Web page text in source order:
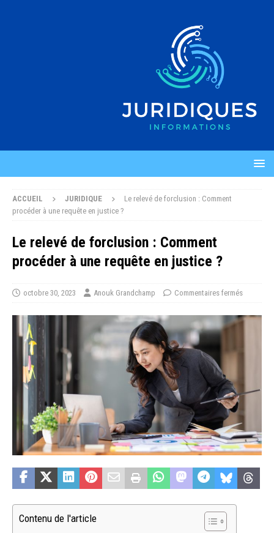
ACCUEIL JURIDIQUE
Le relevé de forclusion : Comment
procéder à une requête en justice ?
Le relevé de forclusion : Comment
procéder à une requête en justice ?
octobre 30, 2023 Anouk Grandchamp Commentaires fermés
Contenu de l'article